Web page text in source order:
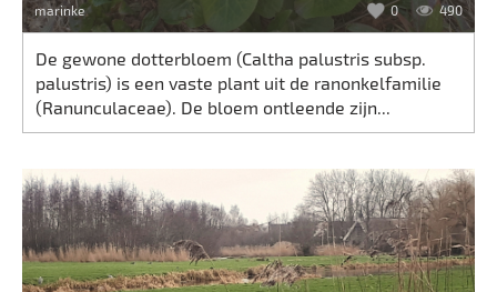
marinke 0 490
De gewone dotterbloem (Caltha palustris subsp.
palustris) is een vaste plant uit de ranonkelfamilie
(Ranunculaceae). De bloem ontleende zijn...